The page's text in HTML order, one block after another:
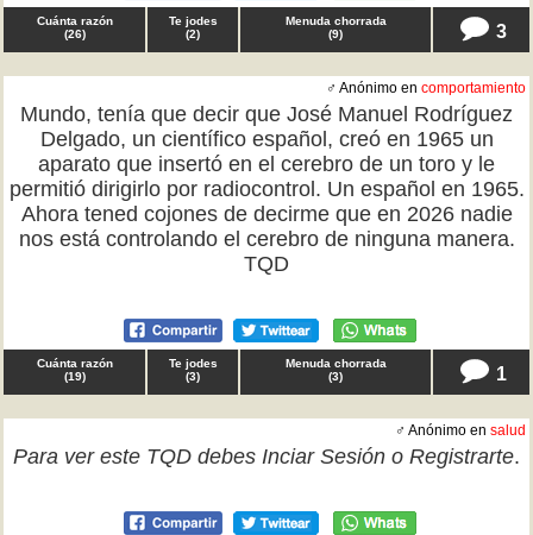
Cuánta razón
(26)
Te jodes
(2)
Menuda chorrada
(9) 3
♂ Anónimo en comportamiento
Mundo, tenía que decir que José Manuel Rodríguez
Delgado, un científico español, creó en 1965 un
aparato que insertó en el cerebro de un toro y le
permitió dirigirlo por radiocontrol. Un español en 1965.
Ahora tened cojones de decirme que en 2026 nadie
nos está controlando el cerebro de ninguna manera.
TQD
Cuánta razón
(19)
Te jodes
(3)
Menuda chorrada
(3) 1
♂ Anónimo en salud
Para ver este TQD debes Inciar Sesión o Registrarte.